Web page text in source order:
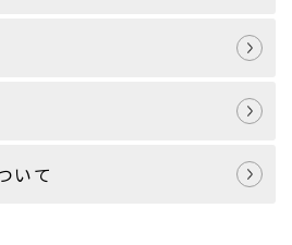
いて